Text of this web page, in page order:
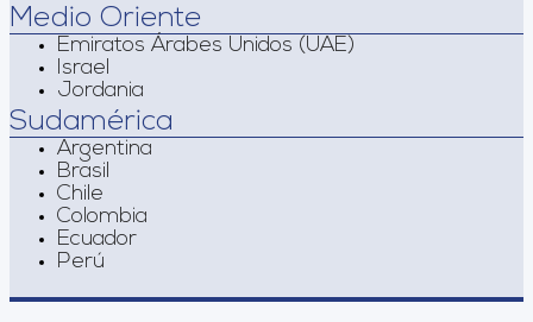
Medio Oriente
Emiratos Árabes Unidos (UAE)
Israel
Jordania
Sudamérica
Argentina
Brasil
Chile
Colombia
Ecuador
Perú